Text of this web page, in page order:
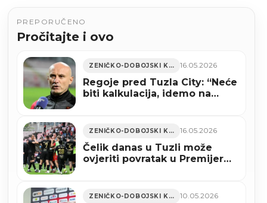
PREPORUČENO
Pročitajte i ovo
ZENIČKO-DOBOJSKI KANTON 16.05.2026
Regoje pred Tuzla City: “Neće
biti kalkulacija, idemo na
ZENIČKO-DOBOJSKI KANTON 16.05.2026
Čelik danas u Tuzli može
ovjeriti povratak u Premijer
ZENIČKO-DOBOJSKI KANTON 10.05.2026